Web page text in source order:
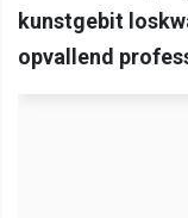
kunstgebit
opvallend